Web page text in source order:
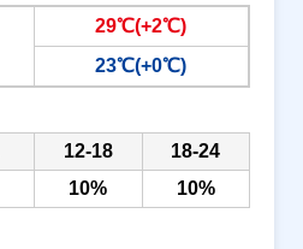
29℃(+2℃)
23℃(+0℃)
12-18
18-24
10% 10%